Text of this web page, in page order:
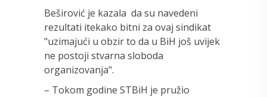
Beširović je kazala da su navedeni
rezultati itekako bitni za ovaj sindikat
"uzimajući u obzir to da u BiH još uvijek
ne postoji stvarna sloboda
organizovanja".
– Tokom godine STBiH je pružio